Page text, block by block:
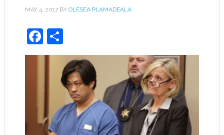
MAY 4, 2017BY OLESEA PLAMADEALA
Facebook
Share